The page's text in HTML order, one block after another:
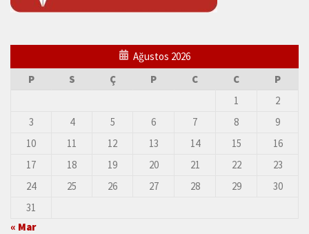
Ağustos 2026
P
S Ç P C C
P
1
2
3
4 5 6 7 8
9
10
11 12 13 14 15
16
17
18 19 20 21 22
23
24
25 26 27 28 29
30
31
« Mar